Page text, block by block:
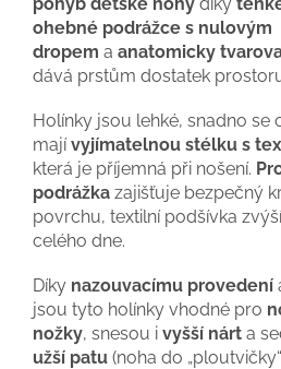
ohebné podrážce s nulovým
dropem a anatomicky
dává prstům dostatek
Holínky jsou lehké, snadno se
mají vyjímatelnou stélku s
která je příjemná při nošení.
podrážka zajišťuje bezpečný
povrchu, textilní podšívka
celého dne.
Díky nazouvacímu provedení
jsou tyto holínky vhodné pro
nožky, snesou i vyšší nárt a
užší patu (noha do